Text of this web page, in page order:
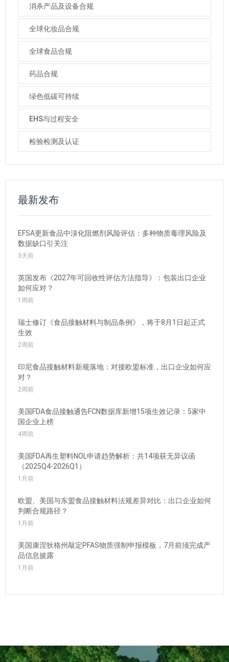
消杀产品及设备合规
全球化妆品合规
全球食品合规
药品合规
绿色低碳可持续
EHS与过程安全
检验检测及认证
最新发布
EFSA更新食品中溴化阻燃剂风险评估：多种物质毒理风险及
数据缺口引关注
3天前
英国发布《2027年可回收性评估方法指导》：包装出口企业
如何应对？
1周前
瑞士修订《食品接触材料与制品条例》，将于8月1日起正式
生效
2周前
印尼食品接触材料新规落地：对接欧盟标准，出口企业如何应
对？
2周前
美国FDA食品接触通告FCN数据库新增15项生效记录：5家中
国企业上榜
4周前
美国FDA再生塑料NOL申请趋势解析：共14项获无异议函
（2025Q4-2026Q1）
1月前
欧盟、美国与东盟食品接触材料法规差异对比：出口企业如何
判断合规路径？
1月前
美国康涅狄格州敲定PFAS物质强制申报模板，7月前须完成产
品信息披露
1月前